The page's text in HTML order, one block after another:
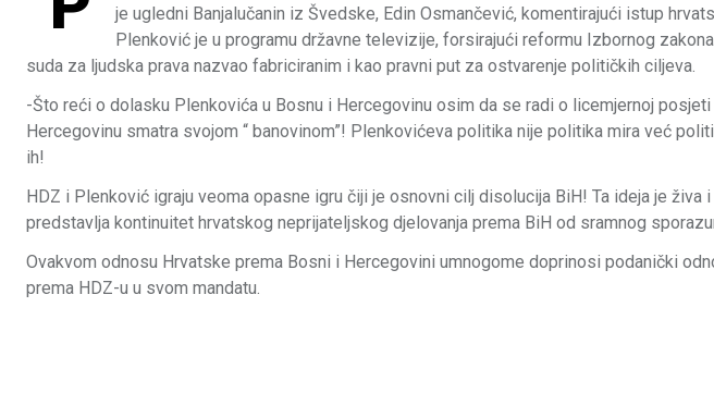
je ugledni Banjalučanin iz Švedske, Edin Osmančević, komentirajući istup
Plenković je u programu državne televizije, forsirajući reformu Izbornog
suda za ljudska prava nazvao fabriciranim i kao pravni put za ostvarenje političkih ciljeva.
-Što reći o dolasku Plenkovića u Bosnu i Hercegovinu osim da se radi o licemjernoj
Hercegovinu smatra svojom “ banovinom”! Plenkovićeva politika nije politika mira već
ih!
HDZ i Plenković igraju veoma opasne igru čiji je osnovni cilj disolucija BiH! Ta ideja je
predstavlja kontinuitet hrvatskog neprijateljskog djelovanja prema BiH od sramnog
Ovakvom odnosu Hrvatske prema Bosni i Hercegovini umnogome doprinosi podanički
prema HDZ-u u svom mandatu.